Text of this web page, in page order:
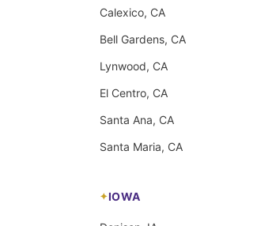
Calexico, CA
Bell Gardens, CA
Lynwood, CA
El Centro, CA
Santa Ana, CA
Santa Maria, CA
IOWA